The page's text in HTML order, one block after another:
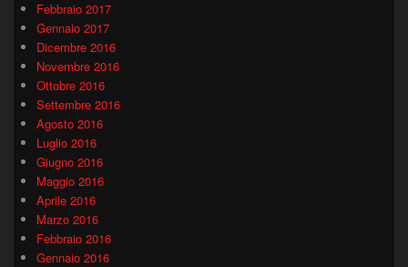
Febbraio 2017
Gennaio 2017
Dicembre 2016
Novembre 2016
Ottobre 2016
Settembre 2016
Agosto 2016
Luglio 2016
Giugno 2016
Maggio 2016
Aprile 2016
Marzo 2016
Febbraio 2016
Gennaio 2016